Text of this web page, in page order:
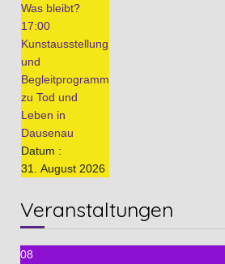
Was bleibt?
17:00
Kunstausstellung
und
Begleitprogramm
zu Tod und
Leben in
Dausenau
Datum :
31. August 2026
Veranstaltungen
08